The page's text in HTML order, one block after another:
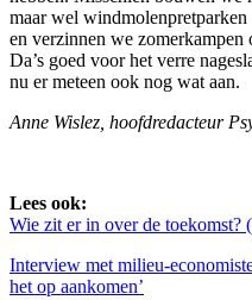
maar wel windmolenpretparken
en verzinnen we zomerkampen
Da’s goed voor het verre
nu er meteen ook nog wat aan.
Anne Wislez, hoofdredacteur
Lees ook:
Wie zit er in over de toekomst?
Interview met milieu-
het op aankomen’